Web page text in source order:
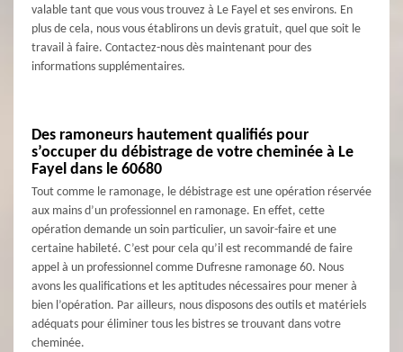
valable tant que vous vous trouvez à Le Fayel et ses environs. En
plus de cela, nous vous établirons un devis gratuit, quel que soit le
travail à faire. Contactez-nous dès maintenant pour des
informations supplémentaires.
Des ramoneurs hautement qualifiés pour
s’occuper du débistrage de votre cheminée à Le
Fayel dans le 60680
Tout comme le ramonage, le débistrage est une opération réservée
aux mains d’un professionnel en ramonage. En effet, cette
opération demande un soin particulier, un savoir-faire et une
certaine habileté. C’est pour cela qu’il est recommandé de faire
appel à un professionnel comme Dufresne ramonage 60. Nous
avons les qualifications et les aptitudes nécessaires pour mener à
bien l’opération. Par ailleurs, nous disposons des outils et matériels
adéquats pour éliminer tous les bistres se trouvant dans votre
cheminée.